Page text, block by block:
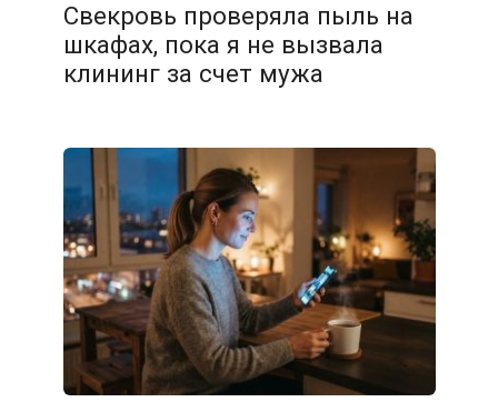
Свекровь проверяла пыль на
шкафах, пока я не вызвала
клининг за счет мужа